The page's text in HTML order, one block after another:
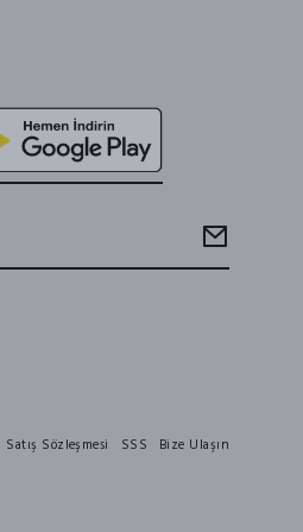
Satış Sözleşmesi SSS Bize Ulaşın